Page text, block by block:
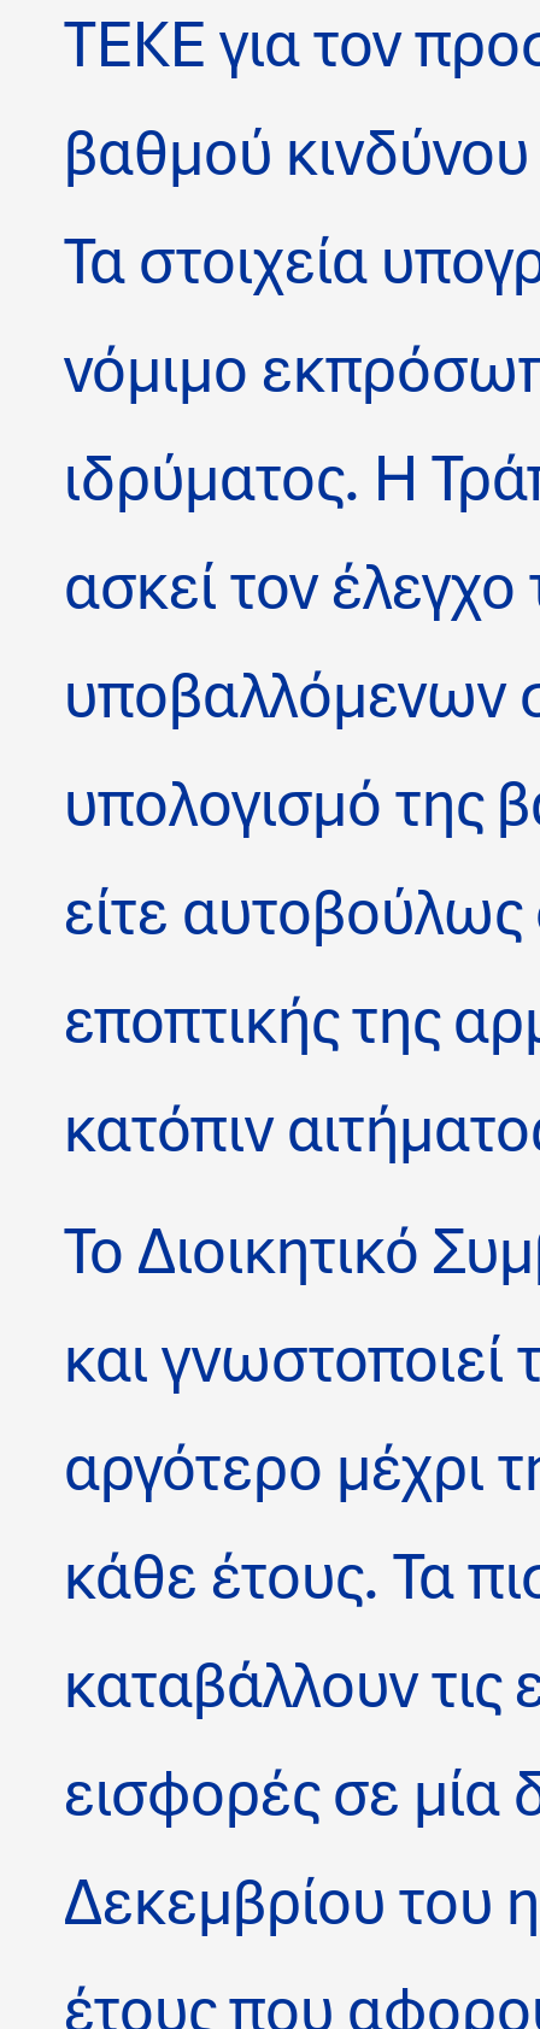
ΤΕΚΕ για τον
βαθμού
Τα στοιχεία
νόμιμο
ιδρύματος. Η
ασκεί τον
υποβαλλόμενων
υπολογισμό της
είτε αυτοβούλως
εποπτικής της
κατόπιν
Το Διοικητικό
και γνωστοποιεί
αργότερο μέχρι
κάθε έτους. Τα
καταβάλλουν τις
εισφορές σε μία
Δεκεμβρίου του
έτους που